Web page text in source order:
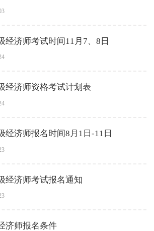
经济师考试时间11月7、8日
经济师资格考试计划表
经济师报名时间8月1日-11日
经济师考试报名通知
济师报名条件